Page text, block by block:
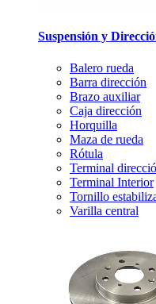
Suspensión y
Balero rueda
Barra dirección
Brazo auxiliar
Caja dirección
Horquilla
Maza de rueda
Rótula
Terminal
Terminal Interior
Tornillo
Varilla central